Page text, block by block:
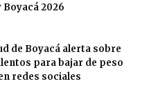
2026
de Boyacá alerta sobre
para bajar de peso
redes sociales